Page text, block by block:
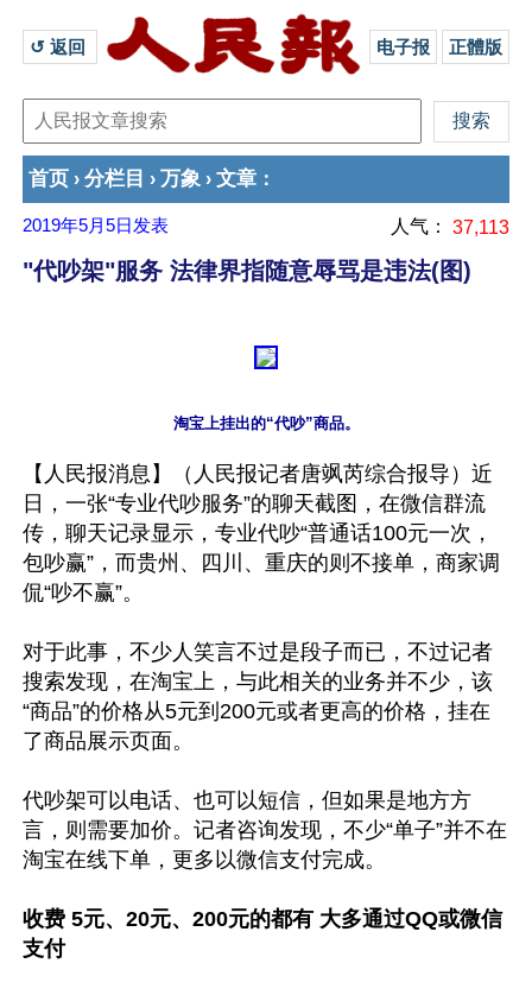
↺ 返回 电子报 正體版
首页 › 分栏目 › 万象 › 文章 ：
2019年5月5日 发表 人气： 37,113
"代吵架"服务 法律界指随意辱骂是违法(图)
【人民报消息】（人民报记者唐飒芮综合报导）近
日，一张“专业代吵服务”的聊天截图，在微信群流
传，聊天记录显示，专业代吵“普通话100元一次，
包吵赢”，而贵州、四川、重庆的则不接单，商家调
侃“吵不赢”。
对于此事，不少人笑言不过是段子而已，不过记者
搜索发现，在淘宝上，与此相关的业务并不少，该
“商品”的价格从5元到200元或者更高的价格，挂在
了商品展示页面。
代吵架可以电话、也可以短信，但如果是地方方
言，则需要加价。记者咨询发现，不少“单子”并不在
淘宝在线下单，更多以微信支付完成。
收费 5元、20元、200元的都有 大多通过QQ或微信
支付